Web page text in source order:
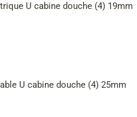
U cabine douche (4) 19mm
U cabine douche (4) 25mm